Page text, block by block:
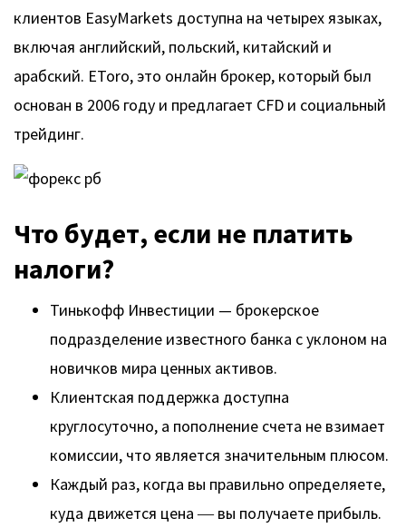
клиентов EasyMarkets доступна на четырех языках,
включая английский, польский, китайский и
арабский. EToro, это онлайн брокер, который был
основан в 2006 году и предлагает CFD и социальный
трейдинг.
Что будет, если не платить
налоги?
Тинькофф Инвестиции — брокерское
подразделение известного банка с уклоном на
новичков мира ценных активов.
Клиентская поддержка доступна
круглосуточно, а пополнение счета не взимает
комиссии, что является значительным плюсом.
Каждый раз, когда вы правильно определяете,
куда движется цена ― вы получаете прибыль.